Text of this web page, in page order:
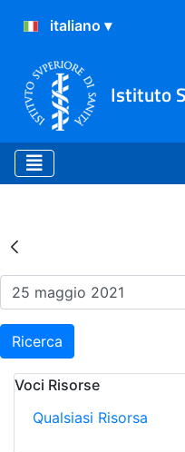
Istituto
Risultati
Ricerca
Voci Risorse
Qualsiasi Risorsa